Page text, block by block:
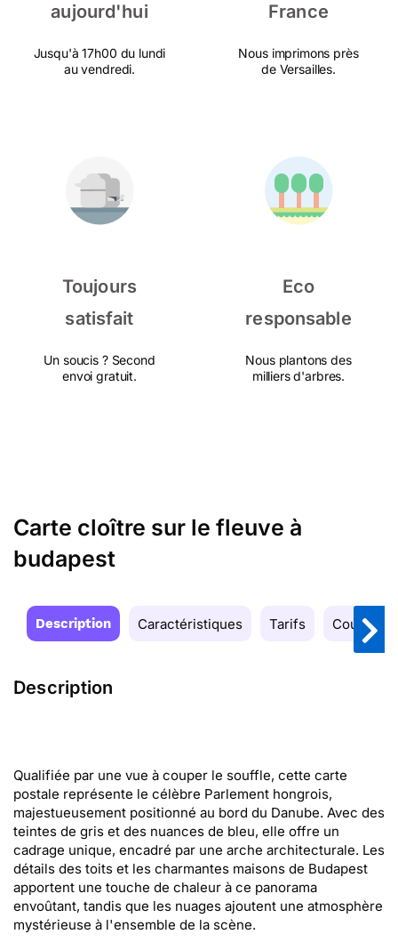
aujourd'hui
Jusqu'à 17h00 du lundi
au vendredi.
France
Nous imprimons près
de Versailles.
Toujours
satisfait
Un soucis ? Second
envoi gratuit.
Eco
responsable
Nous plantons des
milliers d'arbres.
Carte cloître sur le fleuve à
budapest
Description Caractéristiques Tarifs Couleurs
Description
Qualifiée par une vue à couper le souffle, cette carte
postale représente le célèbre Parlement hongrois,
majestueusement positionné au bord du Danube. Avec des
teintes de gris et des nuances de bleu, elle offre un
cadrage unique, encadré par une arche architecturale. Les
détails des toits et les charmantes maisons de Budapest
apportent une touche de chaleur à ce panorama
envoûtant, tandis que les nuages ajoutent une atmosphère
mystérieuse à l'ensemble de la scène.